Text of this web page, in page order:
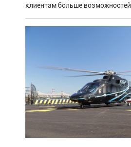
клиентам больше возможностей.